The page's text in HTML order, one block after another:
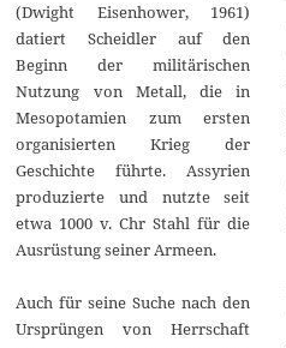
(Dwight Eisenhower, 1961)
datiert Scheidler auf den
Beginn der militärischen
Nutzung von Metall, die in
Mesopotamien zum ersten
organisierten Krieg der
Geschichte führte. Assyrien
produzierte und nutzte seit
etwa 1000 v. Chr Stahl für die
Ausrüstung seiner Armeen.
Auch für seine Suche nach den
Ursprüngen von Herrschaft